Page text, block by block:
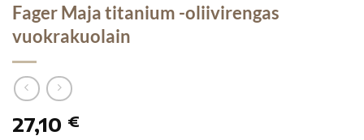
Fager Maja titanium -oliivirengas
vuokrakuolain
27,10 €